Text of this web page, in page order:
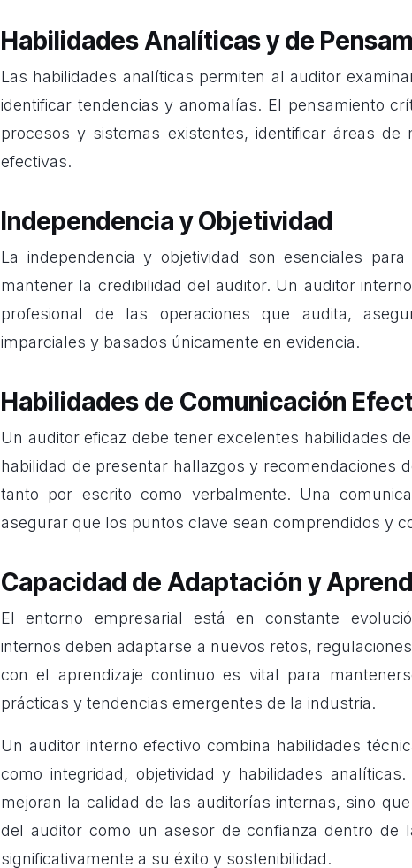
Habilidades Analíticas y de
Las habilidades analíticas permiten al auditor
identificar tendencias y anomalías. El pensamiento
procesos y sistemas existentes, identificar áreas de
efectivas.
Independencia y Objetividad
La independencia y objetividad son esenciales
mantener la credibilidad del auditor. Un auditor
profesional de las operaciones que audita,
imparciales y basados únicamente en evidencia.
Habilidades de Comunicación
Un auditor eficaz debe tener excelentes habilidades
habilidad de presentar hallazgos y recomendaciones
tanto por escrito como verbalmente. Una
asegurar que los puntos clave sean comprendidos y
Capacidad de Adaptación y
El entorno empresarial está en constante
internos deben adaptarse a nuevos retos,
con el aprendizaje continuo es vital para
prácticas y tendencias emergentes de la industria.
Un auditor interno efectivo combina habilidades
como integridad, objetividad y habilidades
mejoran la calidad de las auditorías internas, sino
del auditor como un asesor de confianza dentro de
significativamente a su éxito y sostenibilidad.